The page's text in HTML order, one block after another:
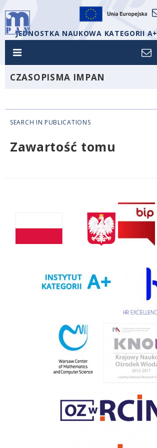
JEDNOSTKA NAUKOWA KATEGORII A+
CZASOPISMA IMPAN
SEARCH IN PUBLICATIONS
Zawartość tomu